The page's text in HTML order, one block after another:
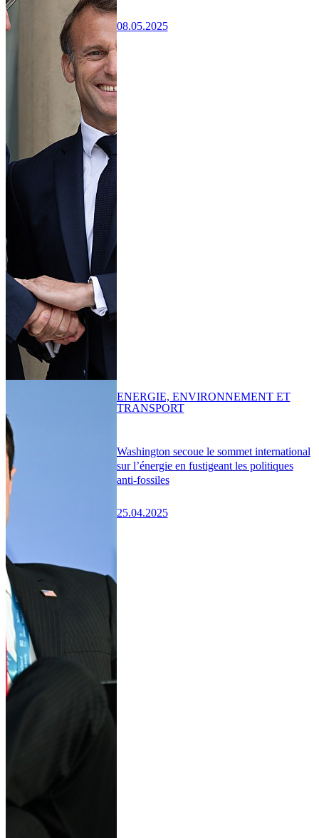
08.05.2025
Washington secoue le sommet international
sur l’énergie en fustigeant les politiques
anti-fossiles
25.04.2025
ENERGIE, ENVIRONNEMENT ET
TRANSPORT